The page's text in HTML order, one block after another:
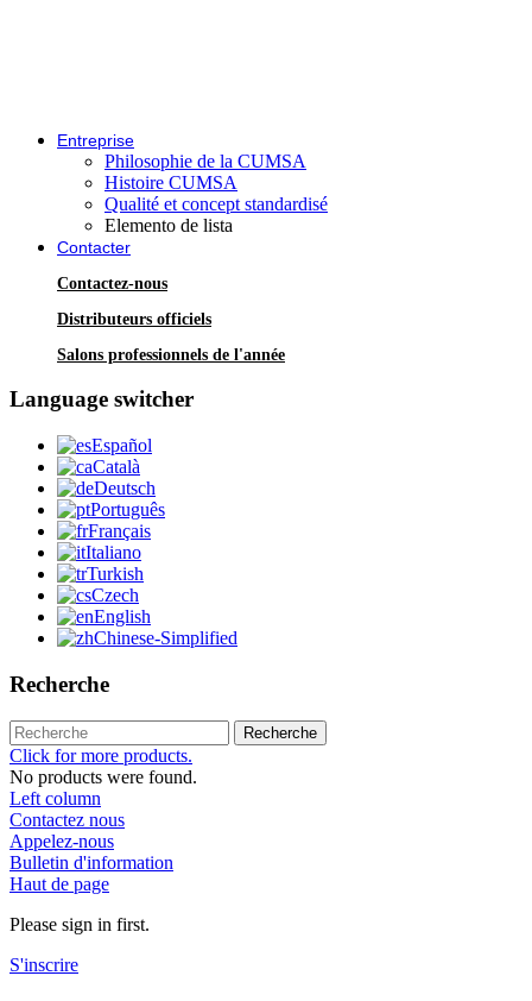
Entreprise
Philosophie de la CUMSA
Histoire CUMSA
Qualité et concept standardisé
Elemento de lista
Contacter
Contactez-nous
Distributeurs officiels
Salons professionnels de l'année
Language switcher
Español
Català
Deutsch
Português
Français
Italiano
Turkish
Czech
English
Chinese-Simplified
Recherche
Recherche
Click for more products.
No products were found.
Left column
Contactez nous
Appelez-nous
Bulletin d'information
Haut de page
Please sign in first.
S'inscrire